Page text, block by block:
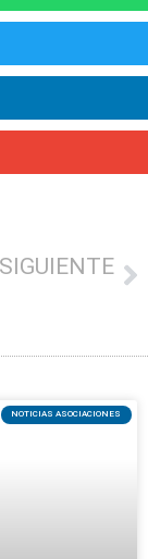
SIGUIENTE
NOTICIAS ASOCIACIONES